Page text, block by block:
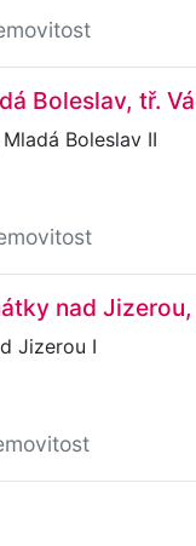
Boleslav, tř.
Boleslav II
nad
Jizerou I